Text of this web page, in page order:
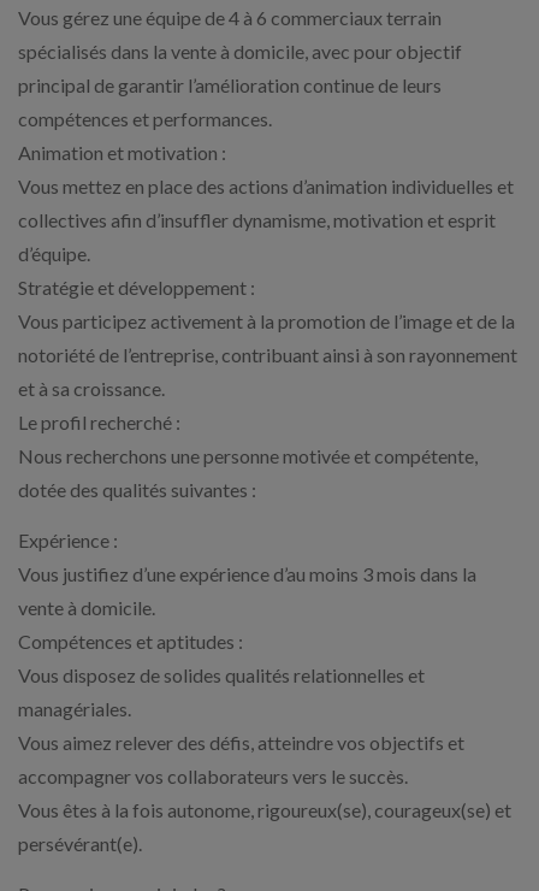
Vous gérez une équipe de 4 à 6 commerciaux terrain
spécialisés dans la vente à domicile, avec pour objectif
principal de garantir l’amélioration continue de leurs
compétences et performances.
Animation et motivation :
Vous mettez en place des actions d’animation individuelles et
collectives afin d’insuffler dynamisme, motivation et esprit
d’équipe.
Stratégie et développement :
Vous participez activement à la promotion de l’image et de la
notoriété de l’entreprise, contribuant ainsi à son rayonnement
et à sa croissance.
Le profil recherché :
Nous recherchons une personne motivée et compétente,
dotée des qualités suivantes :
Expérience :
Vous justifiez d’une expérience d’au moins 3 mois dans la
vente à domicile.
Compétences et aptitudes :
Vous disposez de solides qualités relationnelles et
managériales.
Vous aimez relever des défis, atteindre vos objectifs et
accompagner vos collaborateurs vers le succès.
Vous êtes à la fois autonome, rigoureux(se), courageux(se) et
persévérant(e).